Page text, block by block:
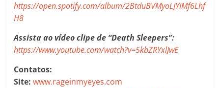
https://open.spotify.com/album/2BtduBVMyoLJYIMf6Lhf
H8
Assista ao vídeo clipe de “Death Sleepers”:
https://www.youtube.com/watch?v=5kbZRYxlJwE
Contatos:
Site:www.rageinmyeyes.com